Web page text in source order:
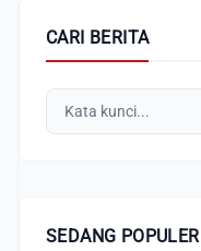
CARI BERITA
SEDANG POPULER